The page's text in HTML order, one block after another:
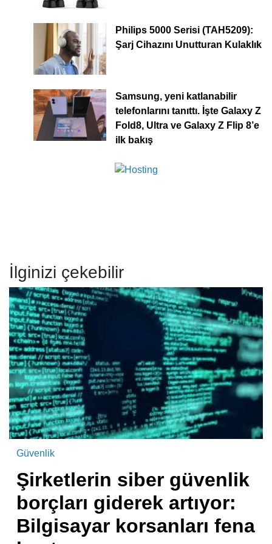
Philips 5000 Serisi (TAH5209):
Şarj Cihazını Unutturan Kulaklık
Samsung, yeni katlanabilir
telefonlarını tanıttı. İşte Galaxy Z
Fold8, Ultra ve Galaxy Z Flip 8’e
ilk bakış
İlginizi çekebilir
Güvenlik
Şirketlerin siber güvenlik
borçları giderek artıyor:
Bilgisayar korsanları fena